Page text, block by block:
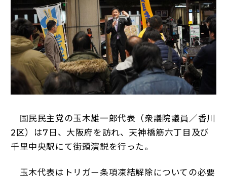
特定商取引法に基づく表記
国民民主党の玉木雄一郎代表（衆議院議員／香川
2区）は7日、大阪府を訪れ、天神橋筋六丁目及び
千里中央駅にて街頭演説を行った。
玉木代表はトリガー条項凍結解除についての必要